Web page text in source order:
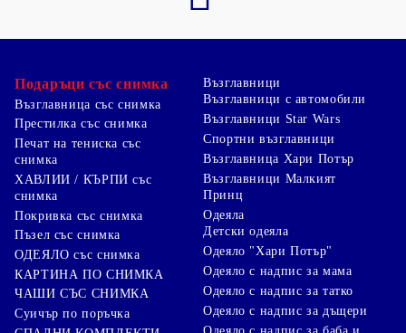
Подаръци със снимка
Възглавница със снимка
Престилка със снимка
Печат на тениска със
снимка
ХАВЛИИ / КЪРПИ със
снимка
Покривка със снимка
Пъзел със снимка
ОДЕЯЛО със снимка
КАРТИНА ПО СНИМКА
ЧАШИ СЪС СНИМКА
Суичър по поръчка
Възглавници
Възглавници с автомобили
Възглавници Star Wars
Спортни възглавници
Възглавница Хари Потър
Възглавници Малкият
Принц
Одеяла
Детски одеяла
Одеяло "Хари Потър"
Одеяло с надпис за мама
Одеяло с надпис за татко
Одеяло с надпис за дъщери